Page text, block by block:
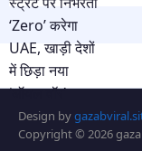
Design by
Copyright © 2026